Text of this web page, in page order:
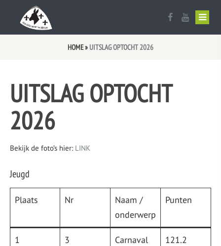
Ezelskop vlag
Bestuur en Commissies
Documenten
Mascotte
Uitslag Optocht 2026
Optochtreglement
Sponsor worden?
HOME» UITSLAG OPTOCHT 2026
UITSLAG OPTOCHT
2026
Bekijk de foto’s hier: LINK
Jeugd
Plaats Nr
Naam /
onderwerp
Punten
1 3
Carnaval
121.2